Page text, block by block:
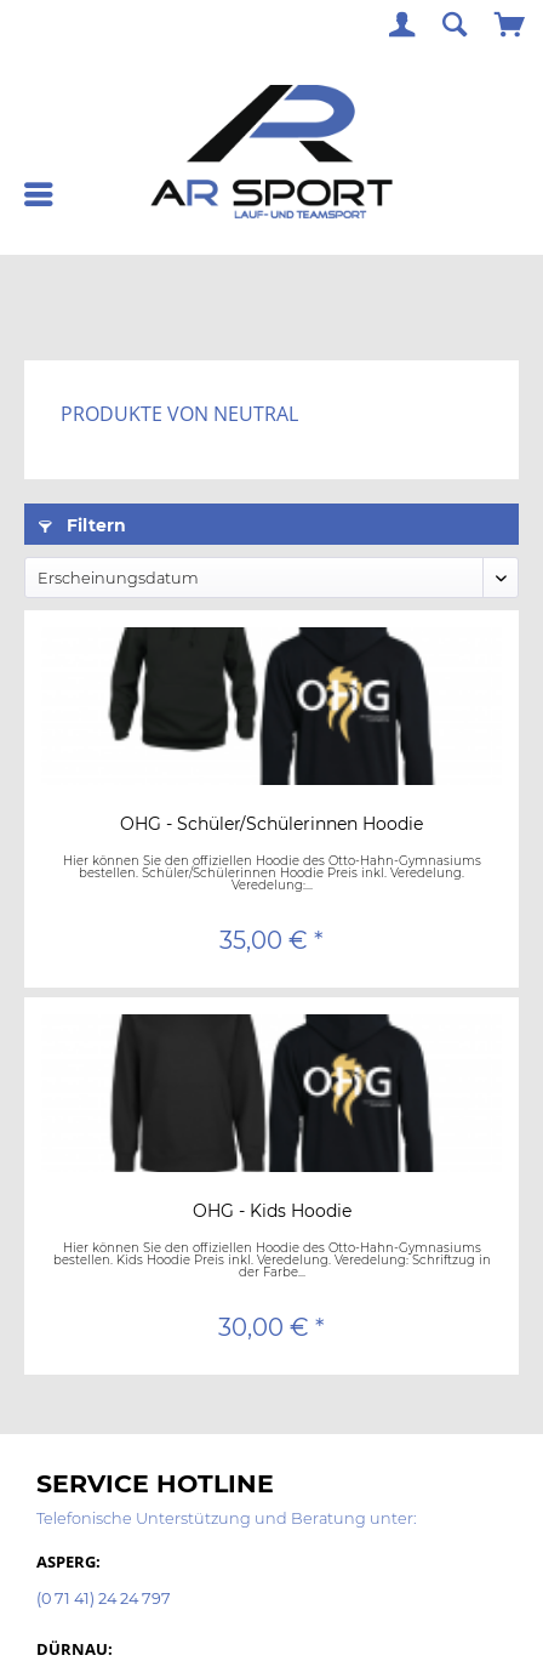
PRODUKTE VON NEUTRAL
Filtern
OHG - Schüler/Schülerinnen Hoodie
Hier können Sie den offiziellen Hoodie des Otto-Hahn-Gymnasiums
bestellen. Schüler/Schülerinnen Hoodie Preis inkl. Veredelung.
Veredelung:...
35,00 € *
OHG - Kids Hoodie
Hier können Sie den offiziellen Hoodie des Otto-Hahn-Gymnasiums
bestellen. Kids Hoodie Preis inkl. Veredelung. Veredelung: Schriftzug in
der Farbe...
30,00 € *
SERVICE HOTLINE
Telefonische Unterstützung und Beratung unter:
ASPERG:
(0 71 41) 24 24 797
DÜRNAU: